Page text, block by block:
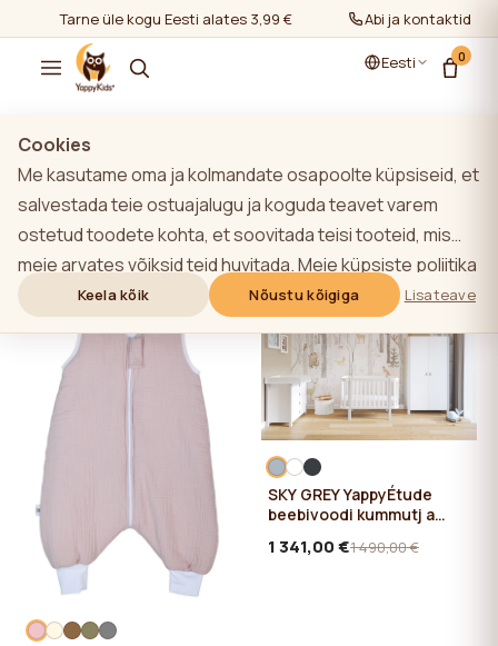
Tarne üle kogu Eesti alates 3,99 € Abi ja kontaktid
Eesti 0
Kõik tooted
Filtrid Kõige populaarsem
SKY GREY YappyÉtude
beebivoodi kummutj a
1 341,00 €1 490,00 €
-10%
Cookies
Me kasutame oma ja kolmandate osapoolte küpsiseid, et
salvestada teie ostuajalugu ja koguda teavet varem
ostetud toodete kohta, et soovitada teisi tooteid, mis
meie arvates võiksid teid huvitada. Meie küpsiste poliitika
kohta lisateabe saamiseks klõpsake nupule "Lisateave".
Võite nõustuda kõigi küpsiste kasutamisega, klõpsates
nupule "Nõustu kõigiga" või lükata need tagasi,
klõpsates nupule "Keela kõik". Kui veebisaidi kasutaja
klõpsab nupule "Keela kõik", salvestatakse veebisaidil
veebisaidi toimimiseks vajalikud tehnilised küpsised, mille
kasutamiseks ei ole vaja kasutaja nõusolekut.
Keela kõik Nõustu kõigiga Lisateave